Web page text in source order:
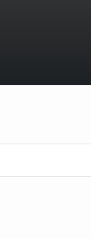
которого
в кроссворде),
указывать